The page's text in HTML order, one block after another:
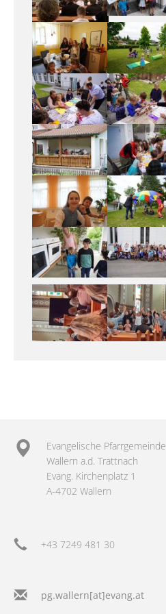
Evangelische Pfarrgemeinde
Wallern a.d. Trattnach
Evang. Kirchenplatz 1
A-4702 Wallern
+43 7249 481 30
pg.wallern[at]evang.at